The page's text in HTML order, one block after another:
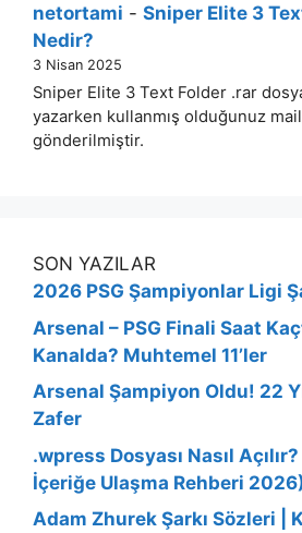
netortami - Sniper Elite 3
Nedir?
3 Nisan 2025
Sniper Elite 3 Text Folder .rar
yazarken kullanmış olduğunuz
gönderilmiştir.
SON YAZILAR
2026 PSG Şampiyonlar Ligi
Arsenal – PSG Finali Saat
Kanalda? Muhtemel 11’ler
Arsenal Şampiyon Oldu! 22
Zafer
.wpress Dosyası Nasıl
İçeriğe Ulaşma Rehberi
Adam Zhurek Şarkı Sözleri |